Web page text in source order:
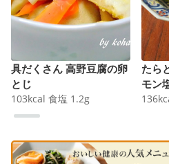
具だくさん 高野豆腐の卵
とじ
103kcal 食塩 1.2g
たら
モン
136